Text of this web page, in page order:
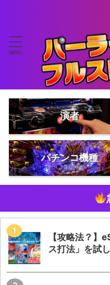
演者
パチンコ機種
【攻略法？】
ス打法」を試